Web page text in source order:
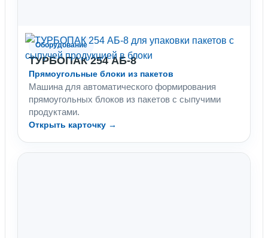
Оборудование
ТУРБОПАК 254 АБ-8
Прямоугольные блоки из пакетов
Машина для автоматического формирования
прямоугольных блоков из пакетов с сыпучими
продуктами.
Открыть карточку →